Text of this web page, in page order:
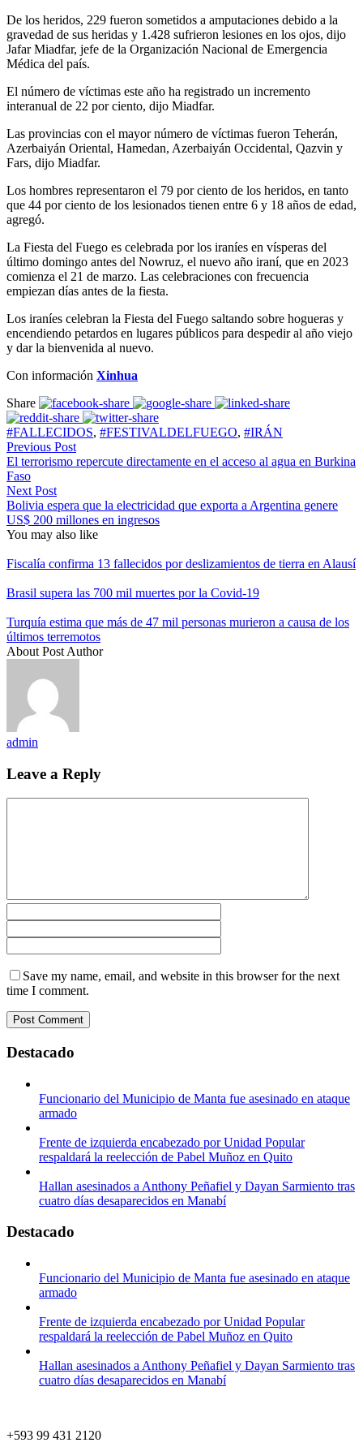
De los heridos, 229 fueron sometidos a amputaciones debido a la
gravedad de sus heridas y 1.428 sufrieron lesiones en los ojos, dijo
Jafar Miadfar, jefe de la Organización Nacional de Emergencia
Médica del país.
El número de víctimas este año ha registrado un incremento
interanual de 22 por ciento, dijo Miadfar.
Las provincias con el mayor número de víctimas fueron Teherán,
Azerbaiyán Oriental, Hamedan, Azerbaiyán Occidental, Qazvin y
Fars, dijo Miadfar.
Los hombres representaron el 79 por ciento de los heridos, en tanto
que 44 por ciento de los lesionados tienen entre 6 y 18 años de edad,
agregó.
La Fiesta del Fuego es celebrada por los iraníes en vísperas del
último domingo antes del Nowruz, el nuevo año iraní, que en 2023
comienza el 21 de marzo. Las celebraciones con frecuencia
empiezan días antes de la fiesta.
Los iraníes celebran la Fiesta del Fuego saltando sobre hogueras y
encendiendo petardos en lugares públicos para despedir al año viejo
y dar la bienvenida al nuevo.
Con información Xinhua
Share
#FALLECIDOS, #FESTIVALDELFUEGO, #IRÁN
Previous Post
El terrorismo repercute directamente en el acceso al agua en Burkina
Faso
Next Post
Bolivia espera que la electricidad que exporta a Argentina genere
US$ 200 millones en ingresos
You may also like
Fiscalía confirma 13 fallecidos por deslizamientos de tierra en Alausí
Brasil supera las 700 mil muertes por la Covid-19
Turquía estima que más de 47 mil personas murieron a causa de los
últimos terremotos
About Post Author
admin
Leave a Reply
Save my name, email, and website in this browser for the next
time I comment.
Destacado
Funcionario del Municipio de Manta fue asesinado en ataque
armado
Frente de izquierda encabezado por Unidad Popular
respaldará la reelección de Pabel Muñoz en Quito
Hallan asesinados a Anthony Peñafiel y Dayan Sarmiento tras
cuatro días desaparecidos en Manabí
Destacado
Funcionario del Municipio de Manta fue asesinado en ataque
armado
Frente de izquierda encabezado por Unidad Popular
respaldará la reelección de Pabel Muñoz en Quito
Hallan asesinados a Anthony Peñafiel y Dayan Sarmiento tras
cuatro días desaparecidos en Manabí
+593 99 431 2120